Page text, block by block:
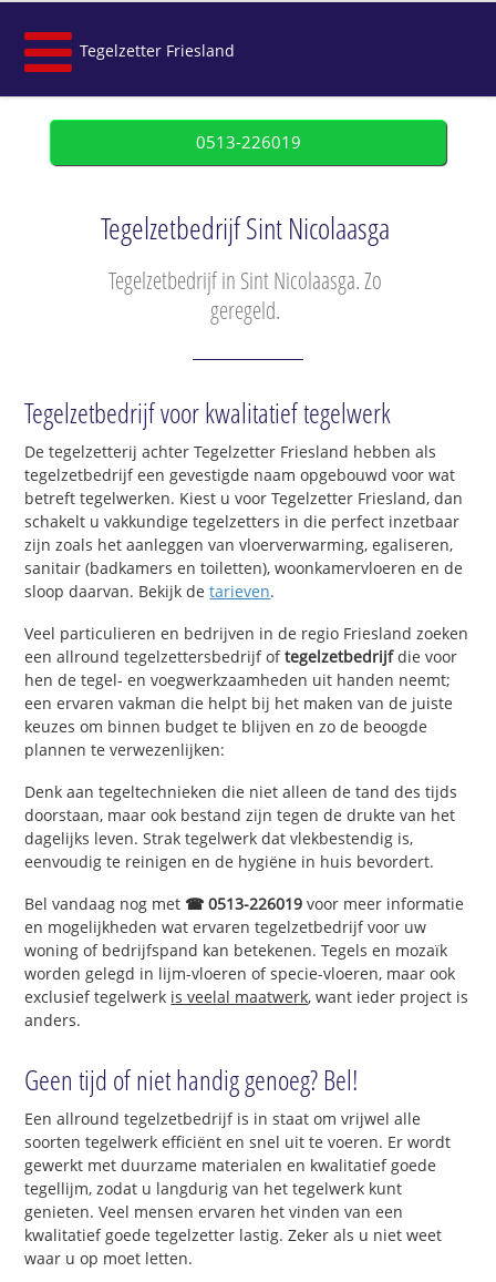
Tegelzetter Friesland
0513-226019
Tegelzetbedrijf Sint Nicolaasga
Tegelzetbedrijf in Sint Nicolaasga. Zo
geregeld.
Tegelzetbedrijf voor kwalitatief tegelwerk
De tegelzetterij achter Tegelzetter Friesland hebben als
tegelzetbedrijf een gevestigde naam opgebouwd voor wat
betreft tegelwerken. Kiest u voor Tegelzetter Friesland, dan
schakelt u vakkundige tegelzetters in die perfect inzetbaar
zijn zoals het aanleggen van vloerverwarming, egaliseren,
sanitair (badkamers en toiletten), woonkamervloeren en de
sloop daarvan. Bekijk detarieven.
Veel particulieren en bedrijven in de regio Friesland zoeken
een allround tegelzettersbedrijf oftegelzetbedrijfdie voor
hen de tegel- en voegwerkzaamheden uit handen neemt;
een ervaren vakman die helpt bij het maken van de juiste
keuzes om binnen budget te blijven en zo de beoogde
plannen te verwezenlijken:
Denk aan tegeltechnieken die niet alleen de tand des tijds
doorstaan, maar ook bestand zijn tegen de drukte van het
dagelijks leven. Strak tegelwerk dat vlekbestendig is,
eenvoudig te reinigen en de hygiëne in huis bevordert.
Bel vandaag nog met ☎ 0513-226019 voor meer informatie
en mogelijkheden wat ervaren tegelzetbedrijf voor uw
woning of bedrijfspand kan betekenen. Tegels en mozaïk
worden gelegd in lijm-vloeren of specie-vloeren, maar ook
exclusief tegelwerk is veelal maatwerk, want ieder project is
anders.
Geen tijd of niet handig genoeg? Bel!
Een allround tegelzetbedrijf is in staat om vrijwel alle
soorten tegelwerk efficiënt en snel uit te voeren. Er wordt
gewerkt met duurzame materialen en kwalitatief goede
tegellijm, zodat u langdurig van het tegelwerk kunt
genieten. Veel mensen ervaren het vinden van een
kwalitatief goede tegelzetter lastig. Zeker als u niet weet
waar u op moet letten.